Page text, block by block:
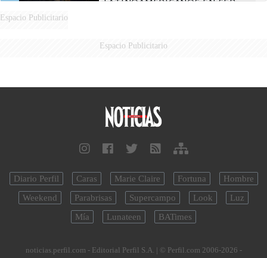
Espacio Publicitario
Espacio Publicitario
Diario Perfil Caras Marie Claire Fortuna
Hombre
Weekend
Parabrisas Supercampo Look
Luz
Mía
Lunateen BATimes
noticias.perfil.com - Editorial Perfil S.A. | © Perfil.com 2006-2026 -